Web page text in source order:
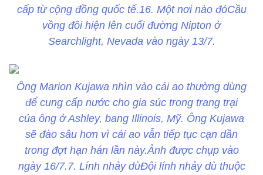
cấp từ cộng đồng quốc tế.16. Một nơi nào đóCầu
vồng đôi hiện lên cuối đường Nipton ở
Searchlight, Nevada vào ngày 13/7.
Ông Marion Kujawa nhìn vào cái ao thường dùng
để cung cấp nước cho gia súc trong trang trại
của ông ở Ashley, bang Illinois, Mỹ. Ông Kujawa
sẽ đào sâu hơn vì cái ao vẫn tiếp tục cạn dần
trong đợt hạn hán lần này.Ảnh được chụp vào
ngày 16/7.7. Lính nhảy dùĐội lính nhảy dù thuộc